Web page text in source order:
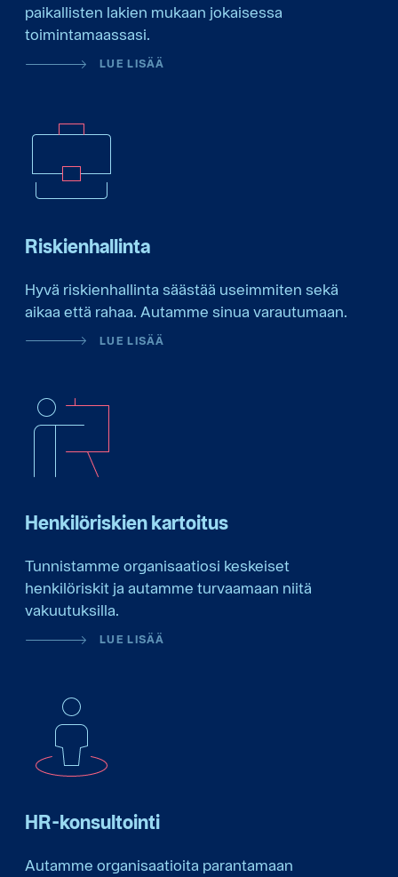
paikallisten lakien mukaan jokaisessa
toimintamaassasi.
LUE LISÄÄ
Riskienhallinta
Hyvä riskienhallinta säästää useimmiten sekä
aikaa että rahaa. Autamme sinua varautumaan.
LUE LISÄÄ
Henkilöriskien kartoitus
Tunnistamme organisaatiosi keskeiset
henkilöriskit ja autamme turvaamaan niitä
vakuutuksilla.
LUE LISÄÄ
HR-konsultointi
Autamme organisaatioita parantamaan